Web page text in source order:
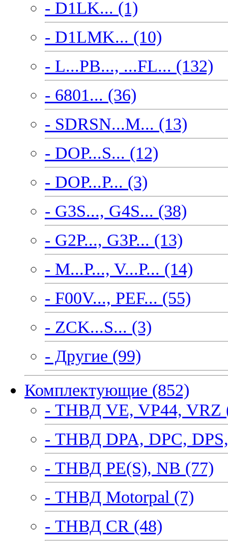
- D1LK... (1)
- D1LMK... (10)
- L...PB..., ...FL... (132)
- 6801... (36)
- SDRSN...M... (13)
- DOP...S... (12)
- DOP...P... (3)
- G3S..., G4S... (38)
- G2P..., G3P... (13)
- M...P..., V...P... (14)
- F00V..., PEF... (55)
- ZCK...S... (3)
- Другие (99)
Комплектующие (852)
- ТНВД VE, VP44, VRZ
- ТНВД DPA, DPC,
- ТНВД PE(S), NB (77)
- ТНВД Motorpal (7)
- ТНВД CR (48)